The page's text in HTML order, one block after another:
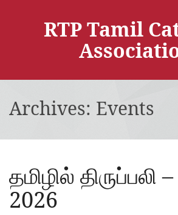
RTP Tamil
Archives: Events
தமிழில்
2026